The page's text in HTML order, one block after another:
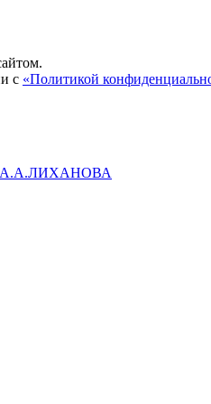
с «Политикой